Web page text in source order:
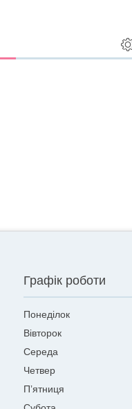
Графік роботи
Понеділок
Вівторок
Середа
Четвер
Пʼятниця